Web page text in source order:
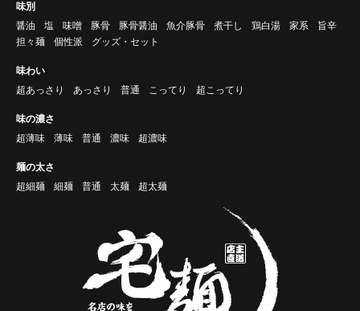
味別
醤油
塩 味噌 豚骨 豚骨醤油 魚介豚骨 煮干し 鶏白湯 家系
旨辛
担々麺
個性派 グッズ・セット
味わい
超あっさり
あっさり 普通 こってり 超こってり
味の濃さ
超薄味
薄味 普通 濃味 超濃味
麺の太さ
超細麺
細麺 普通 太麺 超太麺